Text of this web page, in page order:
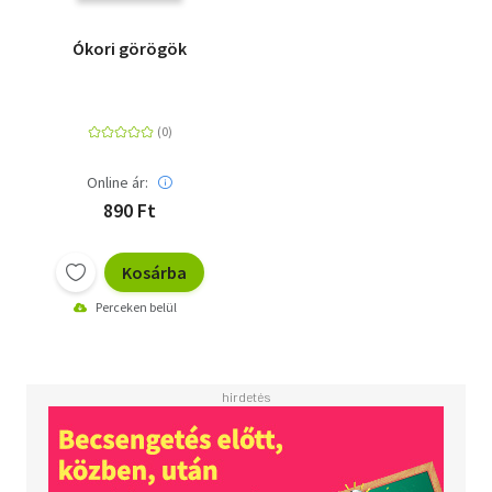
Ókori görögök
Online ár:
890 Ft
Kosárba
Perceken belül